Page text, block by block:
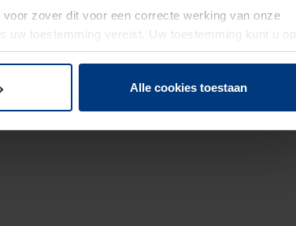
zover dit voor een correcte werking van onze
uw toestemming vereist. Uw toestemming kunt u op
op onze website wijzigen of herroepen.
Alle cookies toestaan